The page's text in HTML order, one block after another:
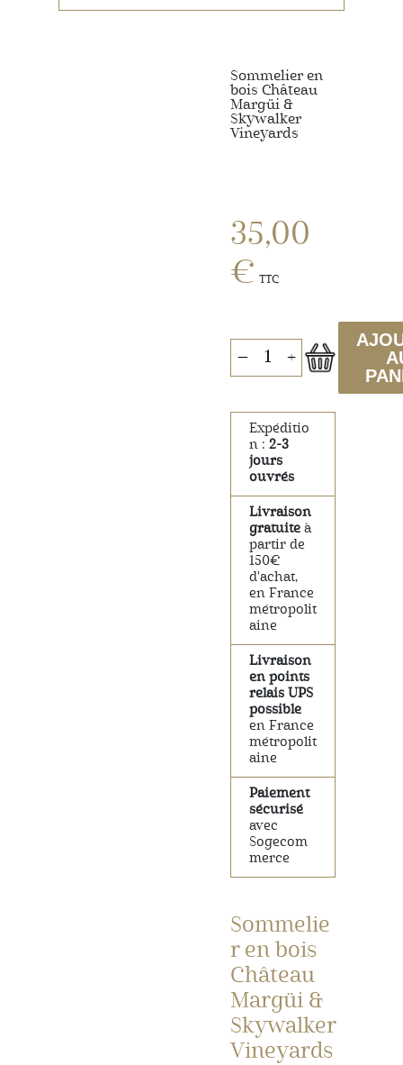
Sommelier en
bois Château
Margüi &
Skywalker
Vineyards
35,00
€ TTC
− +
Expéditio
n : 2-3
jours
ouvrés
Livraison
gratuiteà
partir de
150€
d'achat,
en France
métropolit
aine
Livraison
en points
relais UPS
possible
en France
métropolit
aine
Paiement
sécurisé
avec
Sogecom
merce
Sommelie
r en bois
Château
Margüi &
Skywalker
Vineyards